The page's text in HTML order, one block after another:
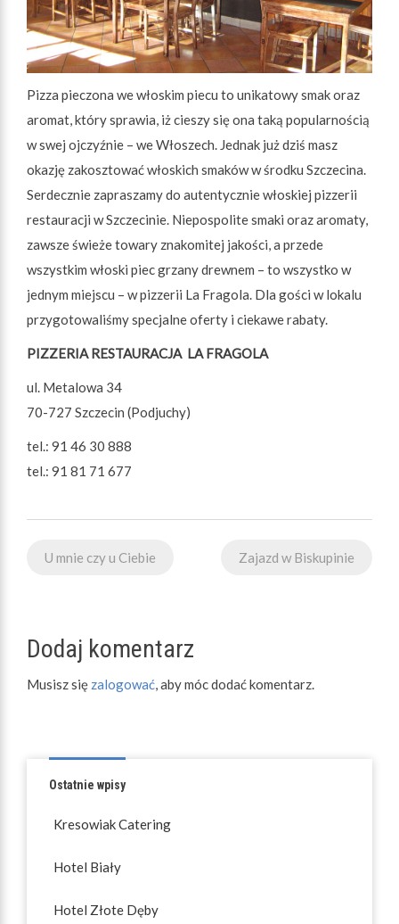
Pizza pieczona we włoskim piecu to unikatowy smak oraz
aromat, który sprawia, iż cieszy się ona taką popularnością
w swej ojczyźnie – we Włoszech. Jednak już dziś masz
okazję zakosztować włoskich smaków w środku Szczecina.
Serdecznie zapraszamy do autentycznie włoskiej pizzerii
restauracji w Szczecinie. Niepospolite smaki oraz aromaty,
zawsze świeże towary znakomitej jakości, a przede
wszystkim włoski piec grzany drewnem – to wszystko w
jednym miejscu – w pizzerii La Fragola. Dla gości w lokalu
przygotowaliśmy specjalne oferty i ciekawe rabaty.
PIZZERIA RESTAURACJA LA FRAGOLA
ul. Metalowa 34
70-727 Szczecin (Podjuchy)
tel.: 91 46 30 888
tel.: 91 81 71 677
Nawigacja
U mnie czy u Ciebie Zajazd w Biskupinie
Dodaj komentarz
Musisz się zalogować , aby móc dodać komentarz.
Ostatnie wpisy
Kresowiak Catering
Hotel Biały
Hotel Złote Dęby